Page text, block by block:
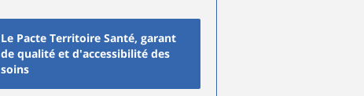
Le Pacte Territoire Santé, garant
de qualité et d'accessibilité des
soins